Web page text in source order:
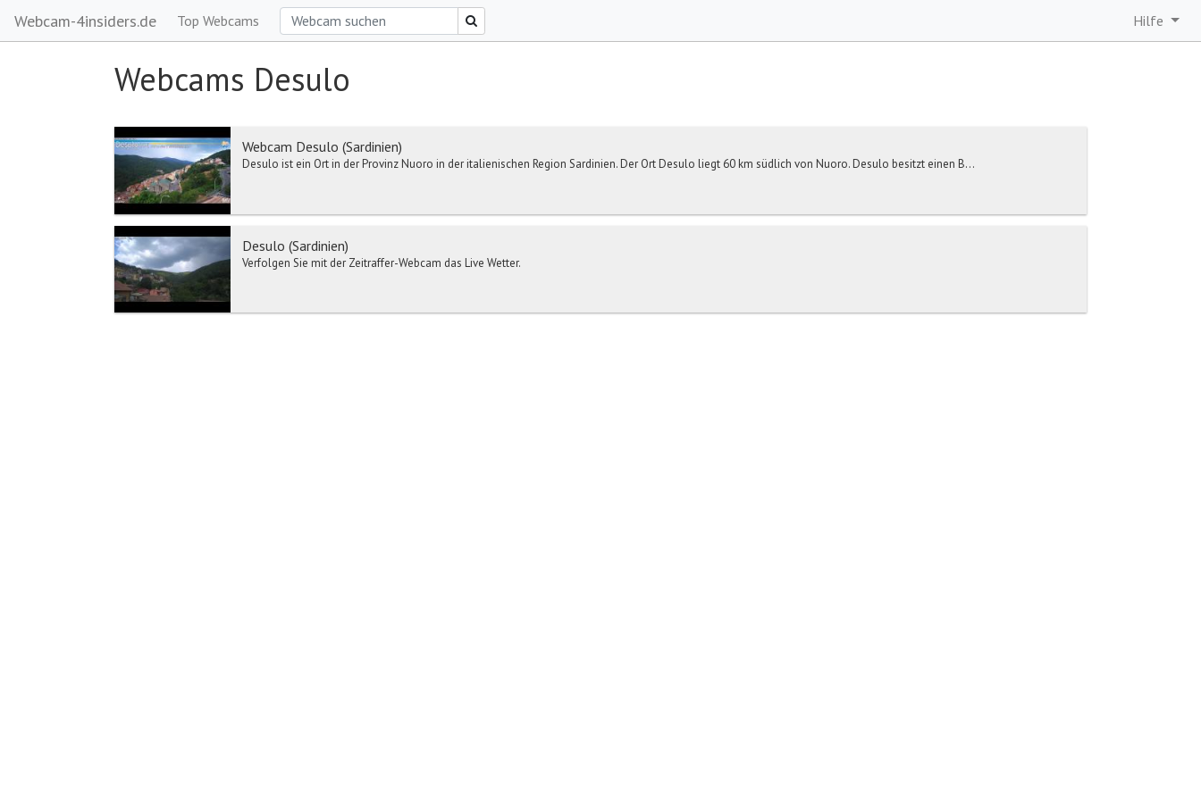
Webcam-4insiders.de Top Webcams Hilfe
Webcams Desulo
Webcam Desulo (Sardinien)
Desulo ist ein Ort in der Provinz Nuoro in der italienischen Region Sardinien. Der Ort Desulo liegt 60 km südlich von Nuoro. Desulo besitzt einen B...
Desulo (Sardinien)
Verfolgen Sie mit der Zeitraffer-Webcam das Live Wetter.